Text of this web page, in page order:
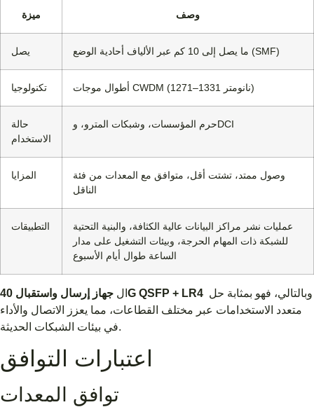
ميزة وصف
يصل ما يصل إلى 10 كم عبر الألياف أحادية الوضع (SMF)
تكنولوجيا أطوال موجات CWDM (1271–1331 نانومتر)
حالة
الاستخدام
حرم المؤسسات، وشبكات المترو، وDCI
المزايا
وصول ممتد، تشتت أقل، متوافق مع المعدات من فئة
الناقل
التطبيقات
عمليات نشر مراكز البيانات عالية الكثافة، والبنية التحتية
للشبكة ذات المهام الحرجة، وبيئات التشغيل على مدار
الساعة طوال أيام الأسبوع
ال جهاز إرسال واستقبال 40G QSFP + LR4
متعدد الاستخدامات عبر مختلف القطاعات، مما يعزز الاتصال والأداء
في بيئات الشبكات الحديثة.
اعتبارات التوافق
توافق المعدات